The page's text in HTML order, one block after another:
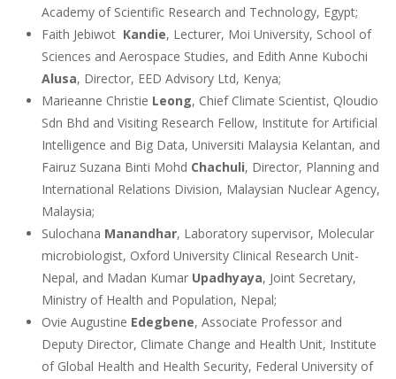
Academy of Scientific Research and Technology, Egypt;
Faith Jebiwot Kandie, Lecturer, Moi University, School of
Sciences and Aerospace Studies, and Edith Anne Kubochi
Alusa, Director, EED Advisory Ltd, Kenya;
Marieanne Christie Leong, Chief Climate Scientist, Qloudio
Sdn Bhd and Visiting Research Fellow, Institute for Artificial
Intelligence and Big Data, Universiti Malaysia Kelantan, and
Fairuz Suzana Binti Mohd Chachuli, Director, Planning and
International Relations Division, Malaysian Nuclear Agency,
Malaysia;
Sulochana Manandhar, Laboratory supervisor, Molecular
microbiologist, Oxford University Clinical Research Unit-
Nepal, and Madan Kumar Upadhyaya, Joint Secretary,
Ministry of Health and Population, Nepal;
Ovie Augustine Edegbene, Associate Professor and
Deputy Director, Climate Change and Health Unit, Institute
of Global Health and Health Security, Federal University of